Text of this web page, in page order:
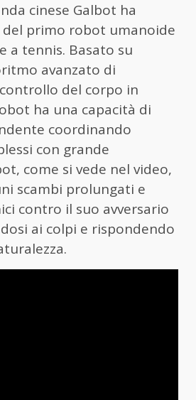
cinese Galbot ha
primo robot umanoide
a tennis. Basato su
avanzato di
del corpo in
ha una capacità di
coordinando
con grande
come si vede nel video,
scambi prolungati e
contro il suo avversario
ai colpi e rispondendo